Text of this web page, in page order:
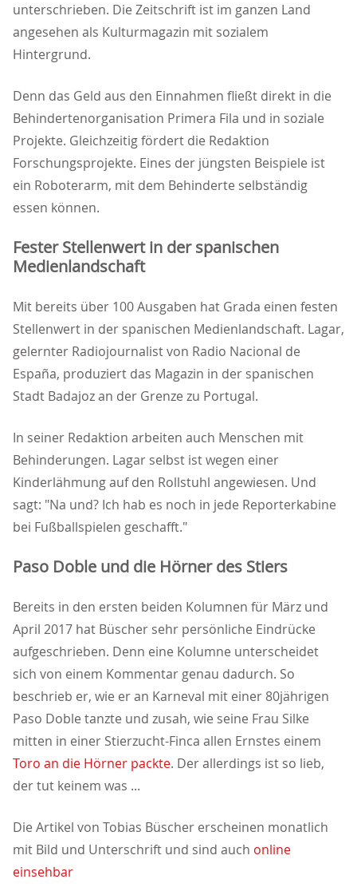
unterschrieben. Die Zeitschrift ist im ganzen Land
angesehen als Kulturmagazin mit sozialem
Hintergrund.
Denn das Geld aus den Einnahmen fließt direkt in die
Behindertenorganisation Primera Fila und in soziale
Projekte. Gleichzeitig fördert die Redaktion
Forschungsprojekte. Eines der jüngsten Beispiele ist
ein Roboterarm, mit dem Behinderte selbständig
essen können.
Fester Stellenwert in der spanischen
Medienlandschaft
Mit bereits über 100 Ausgaben hat Grada einen festen
Stellenwert in der spanischen Medienlandschaft. Lagar,
gelernter Radiojournalist von Radio Nacional de
España, produziert das Magazin in der spanischen
Stadt Badajoz an der Grenze zu Portugal.
In seiner Redaktion arbeiten auch Menschen mit
Behinderungen. Lagar selbst ist wegen einer
Kinderlähmung auf den Rollstuhl angewiesen. Und
sagt: "Na und? Ich hab es noch in jede Reporterkabine
bei Fußballspielen geschafft."
Paso Doble und die Hörner des Stiers
Bereits in den ersten beiden Kolumnen für März und
April 2017 hat Büscher sehr persönliche Eindrücke
aufgeschrieben. Denn eine Kolumne unterscheidet
sich von einem Kommentar genau dadurch. So
beschrieb er, wie er an Karneval mit einer 80jährigen
Paso Doble tanzte und zusah, wie seine Frau Silke
mitten in einer Stierzucht-Finca allen Ernstes einem
Toro an die Hörner packte. Der allerdings ist so lieb,
der tut keinem was ...
Die Artikel von Tobias Büscher erscheinen monatlich
mit Bild und Unterschrift und sind auch online
einsehbar